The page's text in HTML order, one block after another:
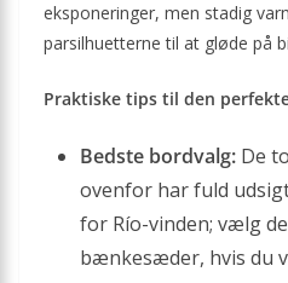
eksponeringer, men stadig
parsilhuetterne til at gløde på
Praktiske tips til den
Bedste bordvalg: De
ovenfor har fuld
for Río-vinden; vælg
bænkesæder, hvis du